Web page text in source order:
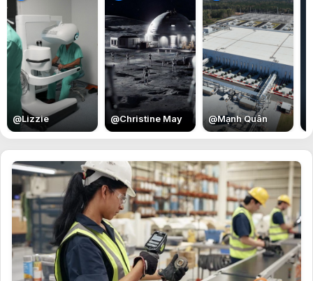
@Lizzie @Christine May @Mạnh Quân